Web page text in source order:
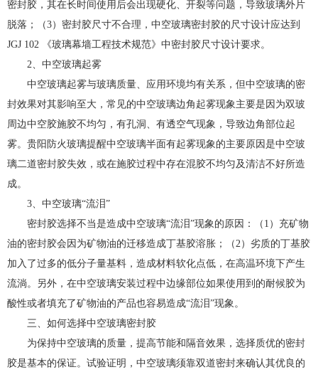
密封胶，其在长时间使用后会出现硬化、开裂等问题，导致玻璃外片
脱落；（3）密封胶尺寸不合理，中空玻璃密封胶的尺寸设计应达到
JGJ 102 《玻璃幕墙工程技术规范》中密封胶尺寸设计要求。
2、中空玻璃起雾
中空玻璃起雾与玻璃质量、应用环境均有关系，但中空玻璃的密
封效果对其影响至大，常见的中空玻璃边角起雾现象主要是因为双玻
周边中空胶施胶不均匀，有孔洞、有透空气现象，导致边角部位起
雾。贵阳防火玻璃提醒中空玻璃半面有起雾现象的主要原因是中空玻
璃二道密封胶失效，或在施胶过程中存在混胶不均匀及清洁不好所造
成。
3、中空玻璃“流泪”
密封胶选择不当是造成中空玻璃“流泪”现象的原因：（1）充矿物
油的密封胶会因为矿物油的迁移造成丁基胶溶胀；（2）劣质的丁基胶
加入了过多的低分子量基料，造成材料软化点低，在高温环境下产生
流淌。另外，在中空玻璃安装过程中边缘部位如果使用到的耐候胶为
酸性或者填充了矿物油的产品也容易造成“流泪”现象。
三、如何选择中空玻璃密封胶
为保持中空玻璃的质量，提高节能和隔音效果，选择质优的密封
胶是基本的保证。试验证明，中空玻璃须靠双道密封来确认其优良的